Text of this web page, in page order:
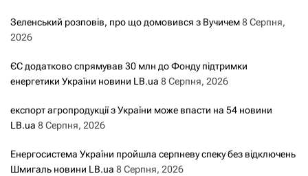
Зеленський розповів, про що домовився з Вучичем8 Серпня,
2026
ЄС додатково спрямував 30 млн до Фонду підтримки
енергетики України новини LB.ua 8 Серпня, 2026
експорт агропродукції з України може впасти на 54 новини
LB.ua 8 Серпня, 2026
Енергосистема України пройшла серпневу спеку без відключень
Шмигаль новини LB.ua 8 Серпня, 2026